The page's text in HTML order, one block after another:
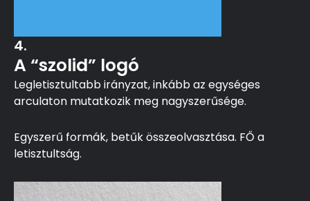
4.
A “szolid” logó
Legletisztultabb irányzat, inkább az egységes
arculaton mutatkozik meg nagyszerűsége.
Egyszerű formák, betűk összeolvasztása. FŐ a
letisztultság.